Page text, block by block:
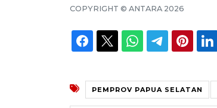
COPYRIGHT © ANTARA 2026
PEMPROV PAPUA SELATAN